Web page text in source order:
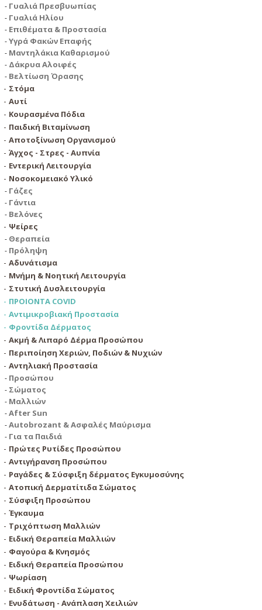
Γυαλιά Πρεσβυωπίας
Γυαλιά Ηλίου
Επιθέματα & Προστασία
Υγρά Φακών Επαφής
Μαντηλάκια Καθαρισμού
Δάκρυα Αλοιφές
Βελτίωση Όρασης
Στόμα
Αυτί
Κουρασμένα Πόδια
Παιδική Βιταμίνωση
Αποτοξίνωση Οργανισμού
Άγχος - Στρες - Αυπνία
Εντερική Λειτουργία
Νοσοκομειακό Υλικό
Γάζες
Γάντια
Βελόνες
Ψείρες
Θεραπεία
Πρόληψη
Αδυνάτισμα
Μνήμη & Νοητική Λειτουργία
Στυτική Δυσλειτουργία
ΠΡΟΙΟΝΤΑ COVID
Αντιμικροβιακή Προστασία
Φροντίδα Δέρματος
Ακμή & Λιπαρό Δέρμα Προσώπου
Περιποίηση Χεριών, Ποδιών & Νυχιών
Αντηλιακή Προστασία
Προσώπου
Σώματος
Μαλλιών
After Sun
Autobrozant & Ασφαλές Μαύρισμα
Για τα Παιδιά
Πρώτες Ρυτίδες Προσώπου
Αντιγήρανση Προσώπου
Ραγάδες & Σύσφιξη δέρματος Εγκυμοσύνης
Ατοπική Δερματίτιδα Σώματος
Σύσφιξη Προσώπου
Έγκαυμα
Τριχόπτωση Μαλλιών
Ειδική Θεραπεία Μαλλιών
Φαγούρα & Κνησμός
Ειδική Θεραπεία Προσώπου
Ψωρίαση
Ειδική Φροντίδα Σώματος
Ενυδάτωση - Ανάπλαση Χειλιών